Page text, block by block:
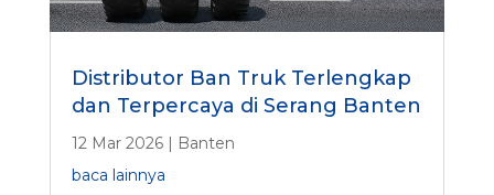
Distributor Ban Truk Terlengkap
dan Terpercaya di Serang Banten
12 Mar 2026|
Banten
baca lainnya